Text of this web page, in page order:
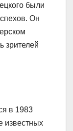
были
Он
зрителей
в 1983
известных